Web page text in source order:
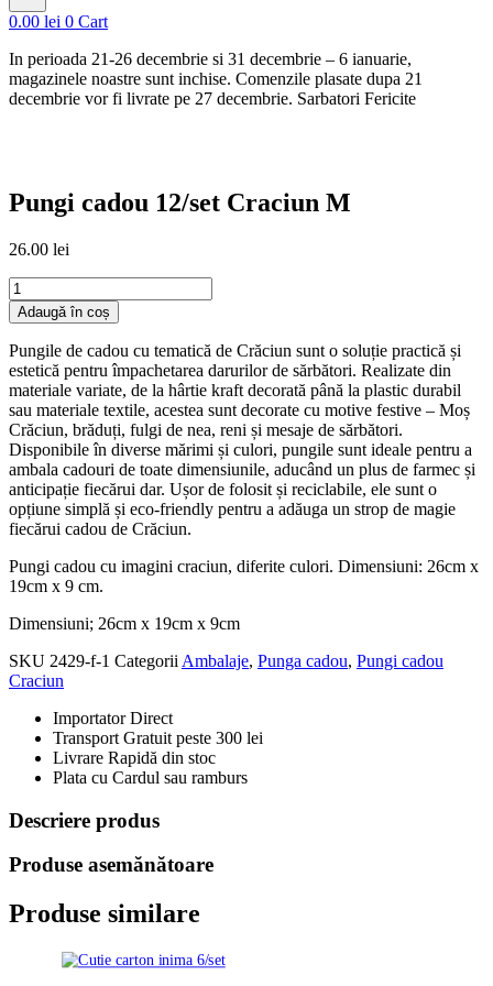
0.00 lei 0 Cart
In perioada 21-26 decembrie si 31 decembrie – 6 ianuarie,
magazinele noastre sunt inchise. Comenzile plasate dupa 21
decembrie vor fi livrate pe 27 decembrie. Sarbatori Fericite
Pungi cadou 12/set Craciun M
26.00 lei
Cantitate
Pungi
cadou
12/set
Craciun
M
Adaugă în coș
Pungile de cadou cu tematică de Crăciun sunt o soluție practică și
estetică pentru împachetarea darurilor de sărbători. Realizate din
materiale variate, de la hârtie kraft decorată până la plastic durabil
sau materiale textile, acestea sunt decorate cu motive festive – Moș
Crăciun, brăduți, fulgi de nea, reni și mesaje de sărbători.
Disponibile în diverse mărimi și culori, pungile sunt ideale pentru a
ambala cadouri de toate dimensiunile, aducând un plus de farmec și
anticipație fiecărui dar. Ușor de folosit și reciclabile, ele sunt o
opțiune simplă și eco-friendly pentru a adăuga un strop de magie
fiecărui cadou de Crăciun.
Pungi cadou cu imagini craciun, diferite culori. Dimensiuni: 26cm x
19cm x 9 cm.
Dimensiuni; 26cm x 19cm x 9cm
SKU 2429-f-1 Categorii Ambalaje, Punga cadou, Pungi cadou
Craciun
Importator Direct
Transport Gratuit peste 300 lei
Livrare Rapidă din stoc
Plata cu Cardul sau ramburs
Descriere produs
Produse asemănătoare
Produse similare